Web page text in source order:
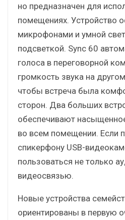
но предназначен для
помещениях. Устройство
микрофонами и умной
подсветкой. Sync 60
голоса в переговорной
громкость звука на
чтобы встреча была
сторон. Два больших
обеспечивают
во всем помещении. Если
спикерфону USB-
пользоваться не только
видеосвязью.
Новые устройства
ориентированы в первую